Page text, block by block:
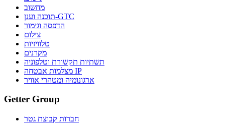
מחשוב
תוכנה וענן-GTC
הדפסה וגימור
צילום
טלוויזיות
מקרנים
תשתיות תקשורת וטלפוניה
מצלמות אבטחה IP
ארגונומיה ומטהרי אוויר
Getter Group
חברות קבוצת גטר